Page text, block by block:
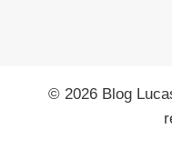
© 2026 Blog